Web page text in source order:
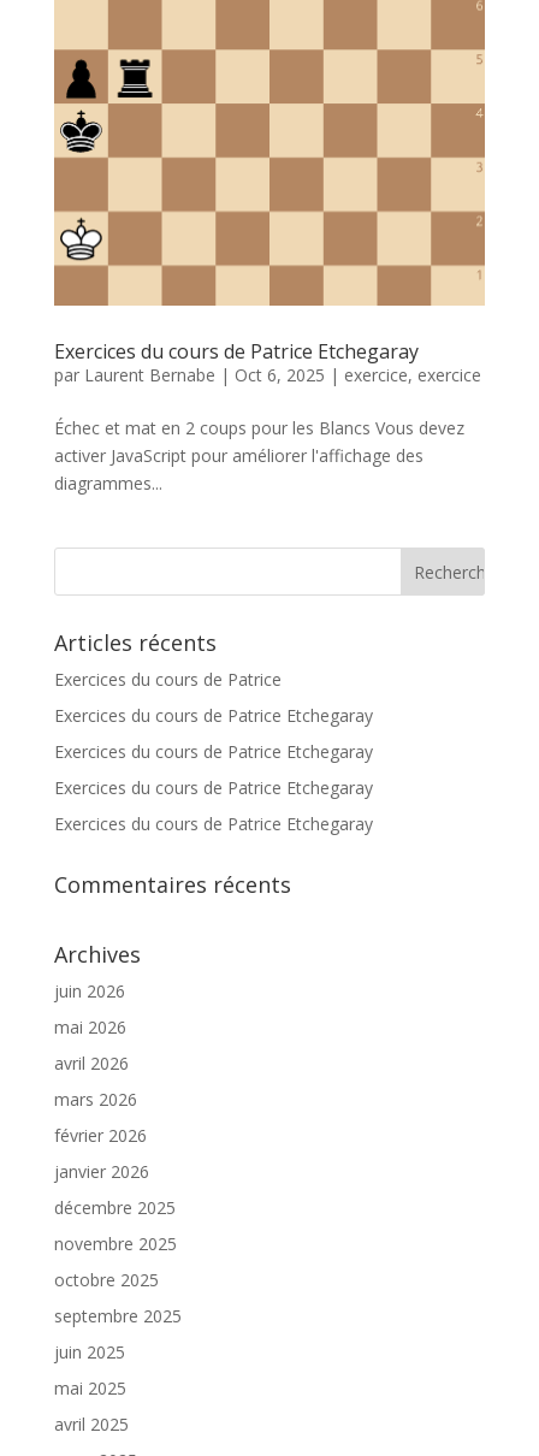
Exercices du cours de Patrice Etchegaray
par Laurent Bernabe | Oct 6, 2025 | exercice, exercice
Échec et mat en 2 coups pour les Blancs Vous devez
activer JavaScript pour améliorer l'affichage des
diagrammes...
Articles récents
Exercices du cours de Patrice
Exercices du cours de Patrice Etchegaray
Exercices du cours de Patrice Etchegaray
Exercices du cours de Patrice Etchegaray
Exercices du cours de Patrice Etchegaray
Commentaires récents
Archives
juin 2026
mai 2026
avril 2026
mars 2026
février 2026
janvier 2026
décembre 2025
novembre 2025
octobre 2025
septembre 2025
juin 2025
mai 2025
avril 2025